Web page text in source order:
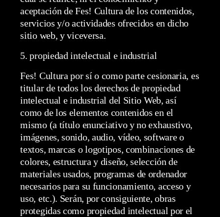
aceptación de Fes! Cultura de los contenidos,
servicios y/o actividades ofrecidos en dicho
sitio web, y viceversa.
5. propiedad intelectual e industrial
Fes! Cultura por sí o como parte cesionaria, es
titular de todos los derechos de propiedad
intelectual e industrial del Sitio Web, así
como de los elementos contenidos en el
mismo (a título enunciativo y no exhaustivo,
imágenes, sonido, audio, vídeo, software o
textos, marcas o logotipos, combinaciones de
colores, estructura y diseño, selección de
materiales usados, programas de ordenador
necesarios para su funcionamiento, acceso y
uso, etc.). Serán, por consiguiente, obras
protegidas como propiedad intelectual por el